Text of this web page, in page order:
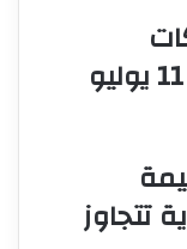
التأمين مهلة أخيرة حتى 11 يوليو
تتجاوز